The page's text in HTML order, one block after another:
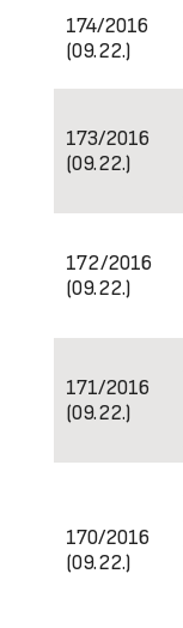
174/2016
(09.22.)
173/2016
(09.22.)
172/2016
(09.22.)
171/2016
(09.22.)
170/2016
(09.22.)